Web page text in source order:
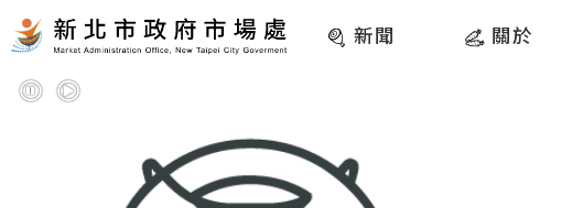
跳到主要內容
網站導覽
新聞 關於
暫停